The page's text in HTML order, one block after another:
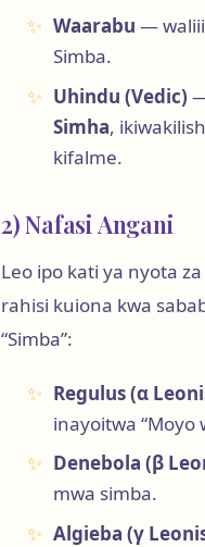
Waarabu —
Simba.
Uhindu (Vedic)
Simha,
kifalme.
2) Nafasi Angani
Leo ipo kati ya nyota
rahisi kuiona kwa
“Simba”:
Regulus (α
inayoitwa “Moyo
Denebola (β
mwa simba.
Algieba (γ